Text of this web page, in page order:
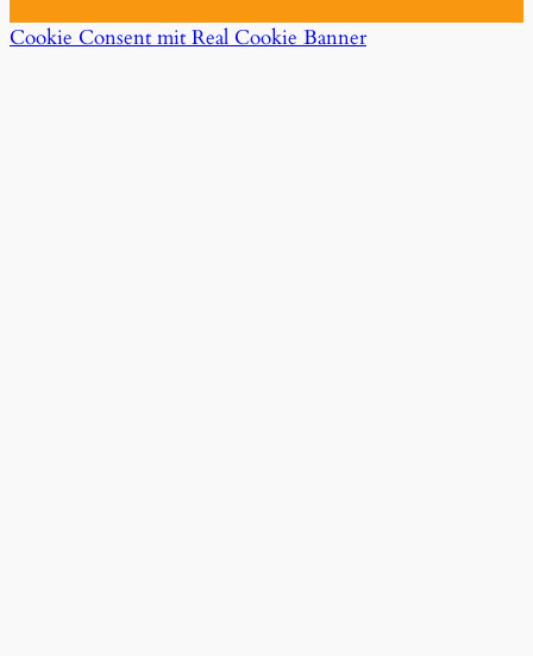
Cookie Consent mit Real Cookie Banner